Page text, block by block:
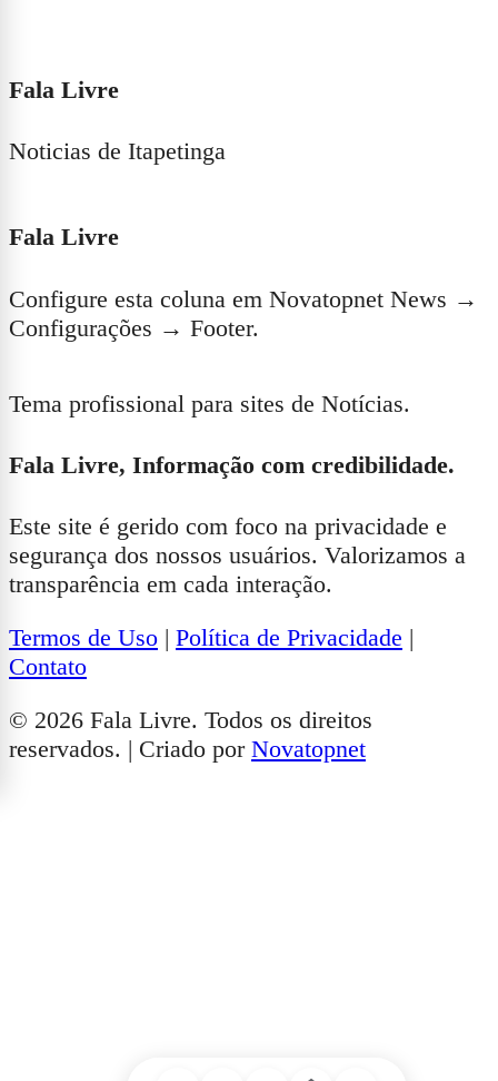
Fala Livre
Noticias de Itapetinga
Fala Livre
Configure esta coluna em Novatopnet News →
Configurações → Footer.
Tema profissional para sites de Notícias.
Fala Livre, Informação com credibilidade.
Este site é gerido com foco na privacidade e
segurança dos nossos usuários. Valorizamos a
transparência em cada interação.
Termos de Uso | Política de Privacidade |
Contato
© 2026 Fala Livre. Todos os direitos
reservados. | Criado por Novatopnet